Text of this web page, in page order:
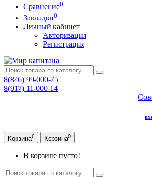
Сравнение0
Закладки0
Личный кабинет
Авторизация
Регистрация
8(846) 99-000-75
8(917) 11-000-14
Корзина0 Корзина0
В корзине пусто!